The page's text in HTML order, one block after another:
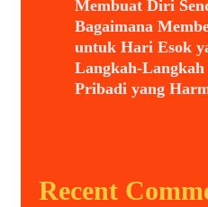
Membuat Diri
Bagaimana
untuk Hari Esok
Langkah-
Pribadi yang
Recent